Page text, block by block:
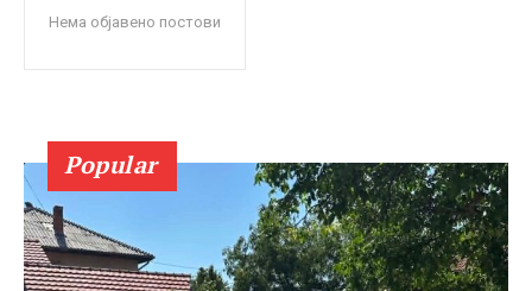
Нема објавено постови
Popular